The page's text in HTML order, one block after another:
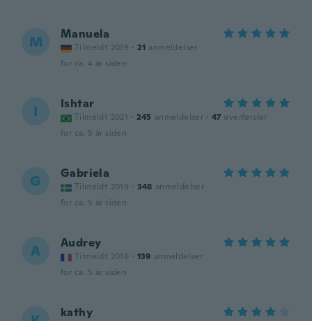
M Manuela
Tilmeldt 2019 · 21 anmeldelser
for ca. 4 år siden
I Ishtar
Tilmeldt 2021 · 245 anmeldelser · 47 overførsler
for ca. 5 år siden
G Gabriela
Tilmeldt 2019 · 348 anmeldelser
for ca. 5 år siden
A Audrey
Tilmeldt 2016 · 139 anmeldelser
for ca. 5 år siden
kathy